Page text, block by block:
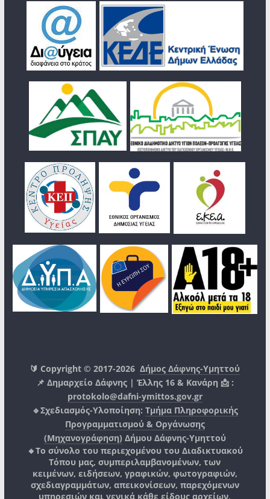
🔰 Copyright © 2017-2026Δήμος Δάφνης-Υμηττού
📌 Δημαρχείο Δάφνης | Έλλης 16 & Κανάρη 📩 :
protokolo@dafni-ymittos.gov.gr
🔹Σχεδιασμός-Υλοποίηση: Τμήμα Πληροφορικής
Προγραμματισμού & Οργάνωσης
(Μηχανογράφηση) Δήμου Δάφνης-Υμηττού
🔸Το σύνολο του περιεχομένου του Διαδικτυακού
Τόπου μας, συμπεριλαμβανομένων, των
κειμένων, ειδήσεων, γραφικών, φωτογραφιών,
σχεδιαγραμμάτων, απεικονίσεων, παρεχόμενων
υπηρεσιών και γενικά κάθε είδους αρχείων,